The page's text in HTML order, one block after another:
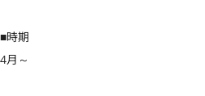
■時期
4月～